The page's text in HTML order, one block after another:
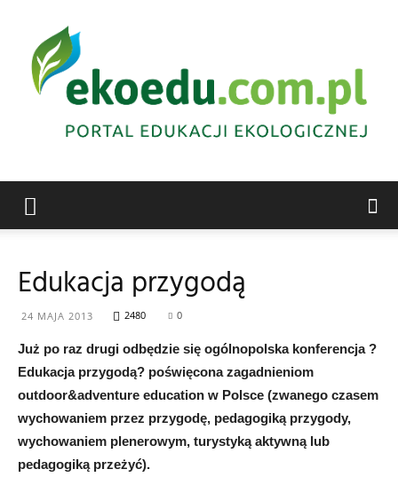
ekologiczna
Abrys
Edukacja przygodą
24 MAJA 2013 2480 0
Już po raz drugi odbędzie się ogólnopolska konferencja ?
Edukacja przygodą? poświęcona zagadnieniom
outdoor&adventure education w Polsce (zwanego czasem
wychowaniem przez przygodę, pedagogiką przygody,
wychowaniem plenerowym, turystyką aktywną lub
pedagogiką przeżyć).